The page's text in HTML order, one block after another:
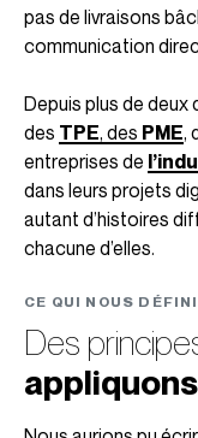
pas de livraisons
communication
Depuis plus de
des TPE, des PME,
entreprises de
dans leurs projets
autant d’histoires
chacune d’elles.
CE QUI NOUS
Des